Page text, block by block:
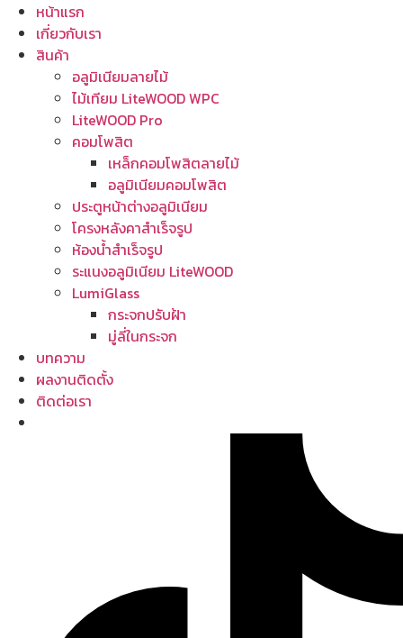
หน้าแรก
เกี่ยวกับเรา
สินค้า
อลูมิเนียมลายไม้
ไม้เทียม LiteWOOD WPC
LiteWOOD Pro
คอมโพสิต
เหล็กคอมโพสิตลายไม้
อลูมิเนียมคอมโพสิต
ประตูหน้าต่างอลูมิเนียม
โครงหลังคาสำเร็จรูป
ห้องน้ำสำเร็จรูป
ระแนงอลูมิเนียม LiteWOOD
LumiGlass
กระจกปรับฝ้า
มู่ลี่ในกระจก
บทความ
ผลงานติดตั้ง
ติดต่อเรา